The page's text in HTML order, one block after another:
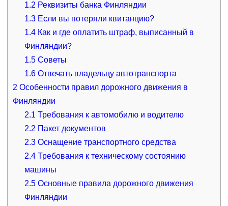
1.2 Реквизиты банка Финляндии
1.3 Если вы потеряли квитанцию?
1.4 Как и где оплатить штраф, выписанный в
Финляндии?
1.5 Советы
1.6 Отвечать владельцу автотранспорта
2Особенности правил дорожного движения в
Финляндии
2.1 Требования к автомобилю и водителю
2.2 Пакет документов
2.3 Оснащение транспортного средства
2.4 Требования к техническому состоянию
машины
2.5 Основные правила дорожного движения
Финляндии